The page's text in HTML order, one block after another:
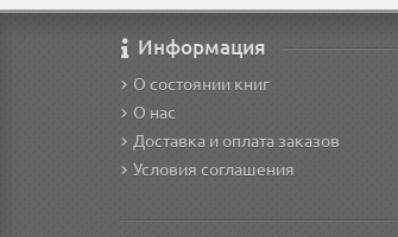
Информация
О состоянии книг
О нас
Доставка и оплата заказов
Условия соглашения